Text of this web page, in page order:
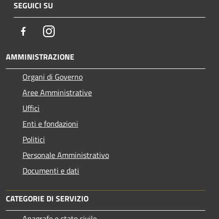
SEGUICI SU
FacebookInstagram
AMMINISTRAZIONE
Organi di Governo
Aree Amministrative
Uffici
Enti e fondazioni
Politici
Personale Amministrativo
Documenti e dati
CATEGORIE DI SERVIZIO